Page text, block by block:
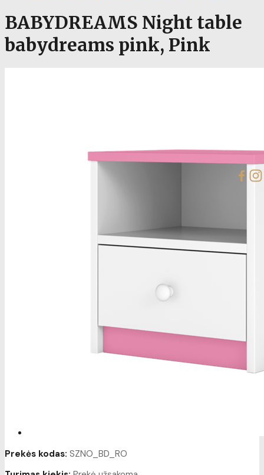
BABYDREAMS Night table
babydreams pink, Pink
Prekės kodas: SZNO_BD_RO